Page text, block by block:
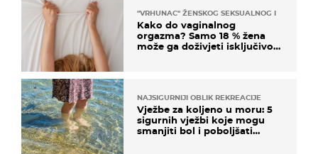
"VRHUNAC" ŽENSKOG SEKSUALNOG ISKUSTVA
Kako do vaginalnog
orgazma? Samo 18 % žena
može ga doživjeti isključivo
NAJSIGURNIJI OBLIK REKREACIJE
Vježbe za koljeno u moru: 5
sigurnih vježbi koje mogu
smanjiti bol i poboljšati